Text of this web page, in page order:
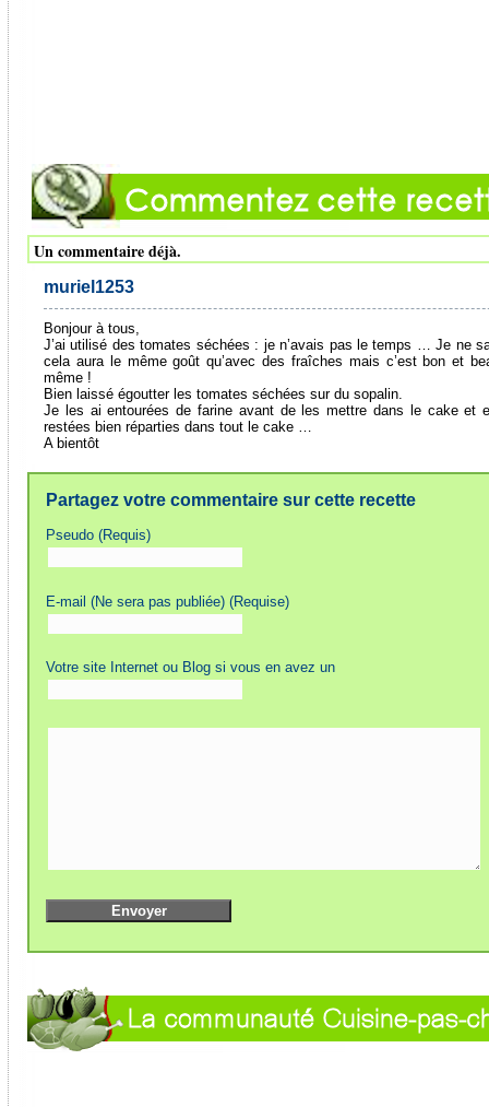
Un commentaire déjà.
muriel1253
Bonjour à tous,
J’ai utilisé des tomates séchées : je n’avais pas le temps … Je ne
cela aura le même goût qu’avec des fraîches mais c’est bon et
même !
Bien laissé égoutter les tomates séchées sur du sopalin.
Je les ai entourées de farine avant de les mettre dans le cake et
restées bien réparties dans tout le cake …
A bientôt
Partagez votre commentaire sur cette recette
Pseudo (Requis)
E-mail (Ne sera pas publiée) (Requise)
Votre site Internet ou Blog si vous en avez un